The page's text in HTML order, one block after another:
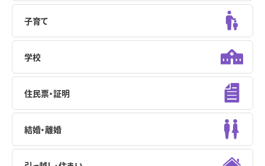
子育て
学校
住民票・証明
結婚・離婚